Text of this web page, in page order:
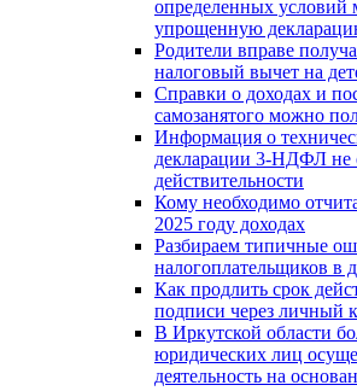
определенных условий
упрощенную
Родители вправе
налоговый вычет на
Справки о доходах и
самозанятого можно
Информация о
декларации 3-НДФЛ не
действительности
Кому необходимо
2025 году доходах
Разбираем типичные
налогоплательщиков
Как продлить срок
подписи через личный
В Иркутской области
юридических лиц
деятельность на